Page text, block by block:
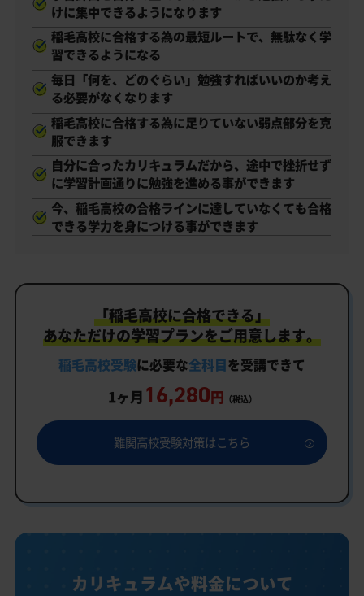
けに集中できるようになります
稲毛高校に合格する為の最短ルートで、無駄なく学
習できるようになる
毎日「何を、どのぐらい」勉強すればいいのか考え
る必要がなくなります
稲毛高校に合格する為に足りていない弱点部分を克
服できます
自分に合ったカリキュラムだから、途中で挫折せず
に学習計画通りに勉強を進める事ができます
今、稲毛高校の合格ラインに達していなくても合格
できる学力を身につける事ができます
「稲毛高校に合格できる」
あなただけの学習プランをご用意します。
稲毛高校受験に必要な全科目を受講できて
1ヶ月 16,280円 （税込）
難関高校受験対策はこちら
カリキュラムや料金について